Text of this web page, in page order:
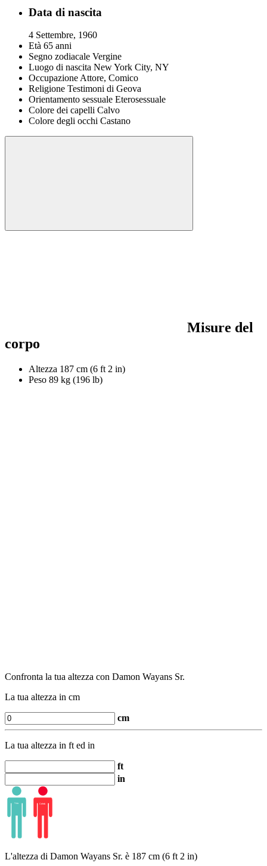
Data di nascita
4 Settembre, 1960
Età 65 anni
Segno zodiacale Vergine
Luogo di nascita New York City, NY
OccupazioneAttore, Comico
Religione Testimoni di Geova
Orientamento sessuale Eterosessuale
Colore dei capelli Сalvo
Colore degli occhi Castano
Misure del
corpo
Altezza 187 cm (6 ft 2 in)
Peso 89 kg (196 lb)
Confronta la tua altezza con Damon Wayans Sr.
La tua altezza in cm
cm
La tua altezza in ft ed in
ft
in
L'altezza di Damon Wayans Sr. è 187 cm (6 ft 2 in)